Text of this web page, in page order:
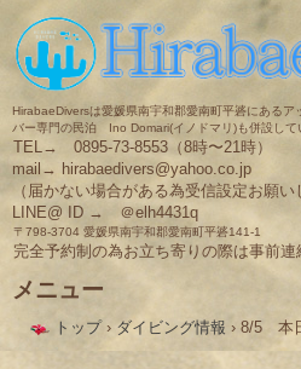
HirabaeDiversは愛媛県南宇和郡愛南町平碆にあるア
バー専門の民泊 Ino Domari(イノドマリ)も併設して
TEL→ 0895-73-8553（8時〜21時）
mail→ hirabaedivers@yahoo.co.jp
（届かない場合がある為受信設定お願い
LINE@ ID → ＠elh4431q
〒798-3704 愛媛県南宇和郡愛南町平碆141-1
完全予約制の為お立ち寄りの際は事前連
メニュー
トップ › ダイビング情報 › 8/5 本